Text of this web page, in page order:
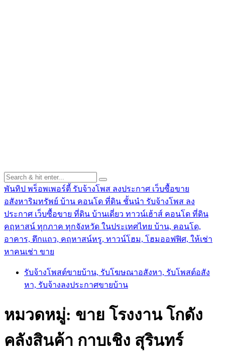
พันทิป พร็อพเพอร์ตี้ รับจ้างโพส ลงประกาศ เว็บซื้อขาย
อสังหาริมทรัพย์ บ้าน คอนโด ที่ดิน ชั้นนำ รับจ้างโพส ลง
ประกาศ เว็บซื้อขาย ที่ดิน บ้านเดี่ยว ทาวน์เฮ้าส์ คอนโด ที่ดิน
คฤหาสน์ ทุกภาค ทุกจังหวัด ในประเทศไทย บ้าน, คอนโด,
อาคาร, ตึกแถว, คฤหาสน์หรู, ทาวน์โฮม, โฮมออฟฟิศ, ให้เช่า
หาคนเช่า ขาย
รับจ้างโพสต์ขายบ้าน, รับโฆษณาอสังหา, รับโพสต์อสัง
หา, รับจ้างลงประกาศขายบ้าน
หมวดหมู่: ขาย โรงงาน โกดัง
คลังสินค้า กาบเชิง สุรินทร์